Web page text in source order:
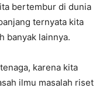
bertembur di dunia
ternyata kita
banyak lainnya.
karena kita
ilmu masalah riset